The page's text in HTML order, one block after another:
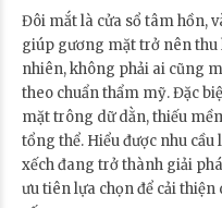
Đôi mắt là cửa sổ tâm hồn,
giúp gương mặt trở nên thu
nhiên, không phải ai cũng
theo chuẩn thẩm mỹ. Đặc
mặt trông dữ dằn, thiếu
tổng thể. Hiểu được nhu
xếch đang trở thành giải
ưu tiên lựa chọn để cải